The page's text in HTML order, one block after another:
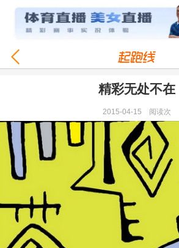
精彩无处不在
2015-04-15 阅读次